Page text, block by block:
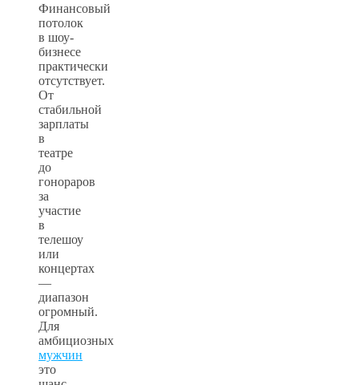
Финансовый
потолок
в шоу-
бизнесе
практически
отсутствует.
От
стабильной
зарплаты
в
театре
до
гонораров
за
участие
в
телешоу
или
концертах
—
диапазон
огромный.
Для
амбициозных
мужчин
это